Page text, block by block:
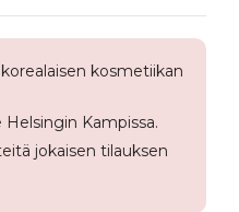
kosmetiikan
Kampissa.
jokaisen tilauksen